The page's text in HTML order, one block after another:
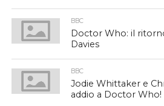
BBC
Doctor Who: il
Davies
BBC
Jodie Whittaker e
addio a Doctor Who!